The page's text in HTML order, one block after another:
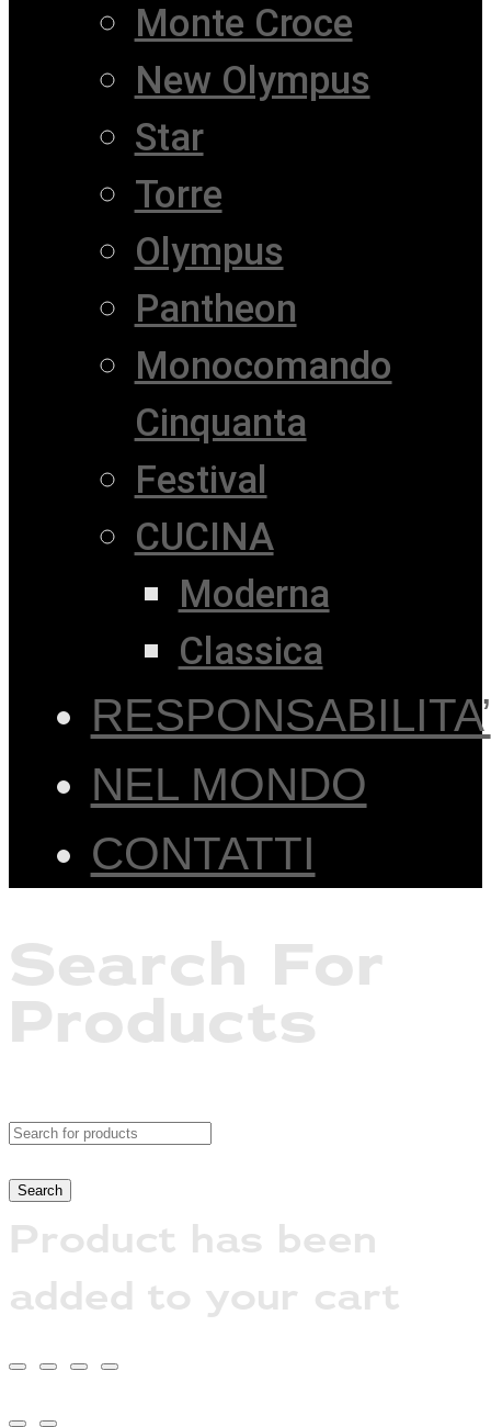
Monte Croce
New Olympus
Star
Torre
Olympus
Pantheon
Monocomando
Cinquanta
Festival
CUCINA
Moderna
Classica
RESPONSABILITA’
NEL MONDO
CONTATTI
Search For
Products
Product has been
added to your cart